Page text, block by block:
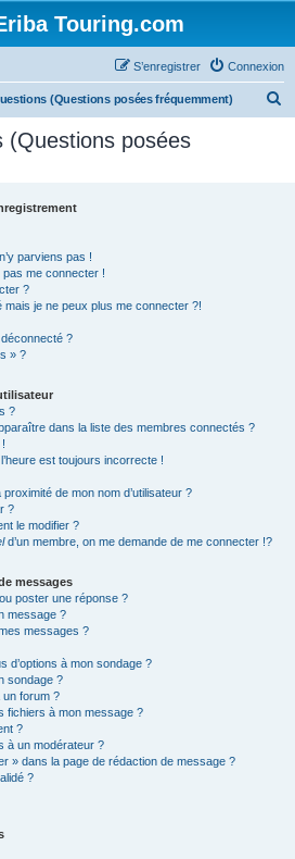
Touring.com
Connexion
S’enregistrer
(Questions posées fréquemment)
(Questions posées
parviens pas !
me connecter !
?
je ne peux plus me connecter ?!
?
» ?
?
dans la liste des membres connectés ?
est toujours incorrecte !
de mon nom d’utilisateur ?
?
le modifier ?
d’un membre, on me demande de me connecter !?
messages
poster une réponse ?
message ?
messages ?
d’options à mon sondage ?
sondage ?
un forum ?
fichiers à mon message ?
?
à un modérateur ?
» dans la page de rédaction de message ?
?